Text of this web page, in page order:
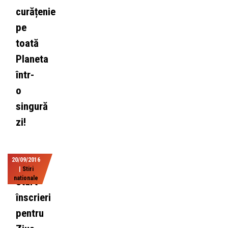
curățenie
pe
toată
Planeta
într-
o
singură
zi!
20/09/2016
Stiri
nationale
Start
înscrieri
pentru